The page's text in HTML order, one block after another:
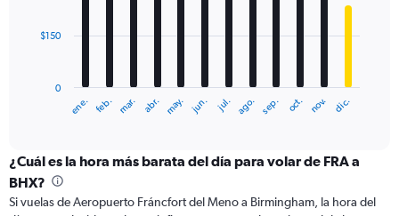
The
categories.
Range:
12
categories.
ene. feb. mar. abr. may. jun. jul. ago. sep. oct. nov. dic.
0
$150
¿Cuál es la hora más barata del día para volar de FRA a
BHX?
Si vuelas de Aeropuerto Fráncfort del Meno a Birmingham, la hora del